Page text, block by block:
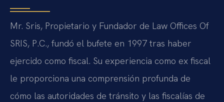
Mr. Sris, Propietario y Fundador de Law Offices Of
SRIS, P.C., fundó el bufete en 1997 tras haber
ejercido como fiscal. Su experiencia como ex fiscal
le proporciona una comprensión profunda de
cómo las autoridades de tránsito y las fiscalías de